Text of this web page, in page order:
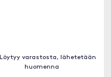
Löytyy varastosta, lähetetään
huomenna